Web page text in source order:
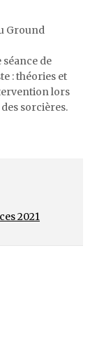
Ground
de
: théories et
lors
sorcières.
2021